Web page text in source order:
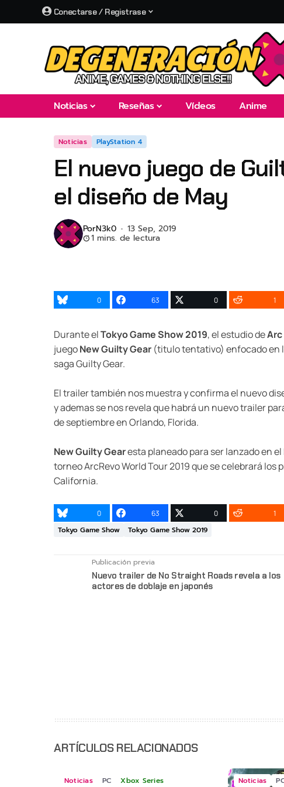
Conectarse / Registrase
Noticias Reseñas Vídeos Anime
Noticias PlayStation 4
El nuevo juego de
el diseño de May
PorN3k0 13 Sep, 2019
1 mins. de lectura
0 63 0 1
Durante elTokyo Game Show 2019, el estudio de
juegoNew Guilty Gear (titulo tentativo) enfocado en
saga Guilty Gear.
El trailer también nos muestra y confirma el nuevo
y ademas se nos revela que habrá un nuevo trailer
de septiembre en Orlando, Florida.
New Guilty Gearesta planeado para ser lanzado en
torneo ArcRevo World Tour 2019 que se celebrará los
California.
0 63 0 1
Tokyo Game Show Tokyo Game Show 2019
Publicación previa
Nuevo trailer de No Straight Roads revela a los
actores de doblaje en japonés
ARTÍCULOS RELACIONADOS
Noticias PC Xbox Series Noticias